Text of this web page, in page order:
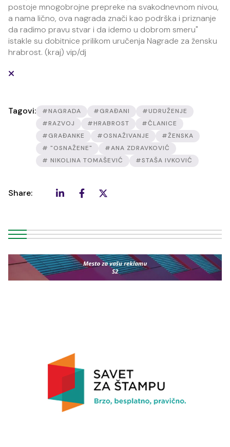
postoje mnogobrojne prepreke na svakodnevnom nivou,
a nama lično, ova nagrada znači kao podrška i priznanje
da radimo pravu stvar i da idemo u dobrom smeru"
istakle su dobitnice prilikom uručenja Nagrade za žensku
hrabrost. (kraj) vip/dj
Tagovi: #NAGRADA #GRAĐANI
#UDRUŽENJE
#RAZVOJ
#HRABROST
#ČLANICE
#GRAĐANKE
#OSNAŽIVANJE
#ŽENSKA
# "OSNAŽENE"
#ANA ZDRAVKOVIĆ
# NIKOLINA TOMAŠEVIĆ
#STAŠA IVKOVIĆ
Share: